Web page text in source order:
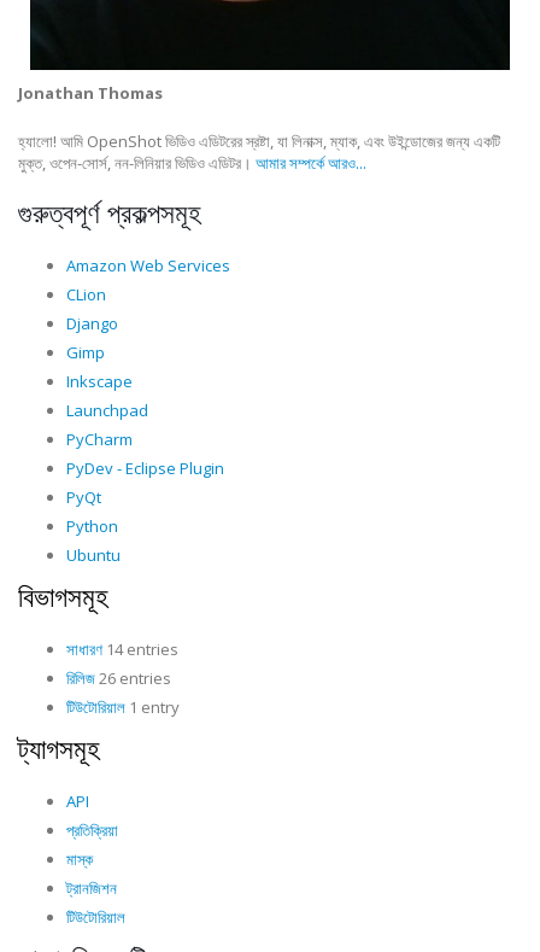
Jonathan Thomas
হ্যালো! আমি OpenShot ভিডিও এডিটরের স্রষ্টা, যা লিনাক্স, ম্যাক, এবং উইন্ডোজের জন্য একটি
মুক্ত, ওপেন-সোর্স, নন-লিনিয়ার ভিডিও এডিটর। আমার সম্পর্কে আরও...
গুরুত্বপূর্ণ প্রকল্পসমূহ
Amazon Web Services
CLion
Django
Gimp
Inkscape
Launchpad
PyCharm
PyDev - Eclipse Plugin
PyQt
Python
Ubuntu
বিভাগসমূহ
সাধারণ 14 entries
রিলিজ26 entries
টিউটোরিয়াল 1 entry
ট্যাগসমূহ
API
প্রতিক্রিয়া
মাস্ক
ট্রানজিশন
টিউটোরিয়াল